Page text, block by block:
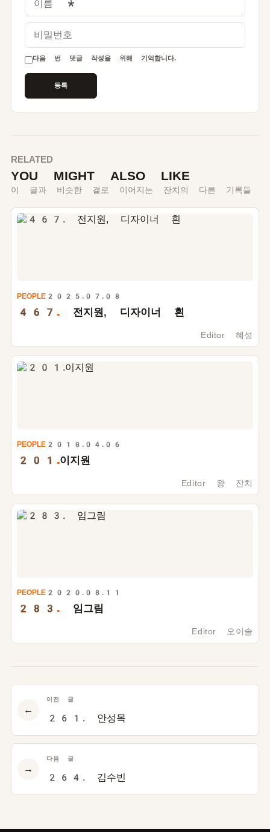
비밀번호
다음 번 댓글 작성을 위해 기억합니다.
RELATED
YOU MIGHT ALSO LIKE
이 글과 비슷한 결로 이어지는 잔치의 다른 기록들
PEOPLE 2025.07.08
467. 전지원, 디자이너 흰
Editor 혜성
PEOPLE 2018.04.06
201.이지원
Editor 왕 잔치
PEOPLE 2020.08.11
283. 임그림
Editor 오이솔
←
이전 글
261. 안성목
다음 글
264. 김수빈
→